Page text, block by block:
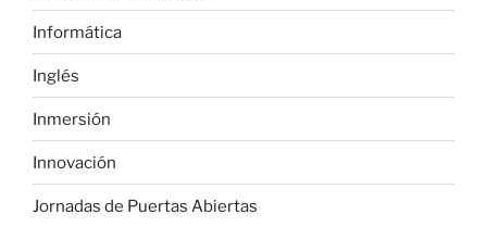
Informática
Inglés
Inmersión
Innovación
Jornadas de Puertas Abiertas